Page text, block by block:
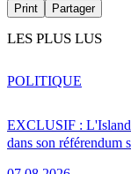
Print Partager
LES PLUS LUS
EXCLUSIF :
dans son référendum
POLITIQUE